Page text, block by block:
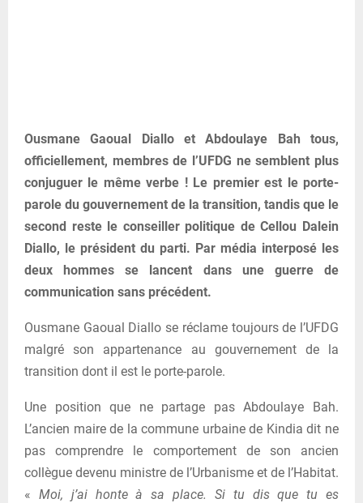
Ousmane Gaoual Diallo et Abdoulaye Bah tous,
officiellement, membres de l’UFDG ne semblent plus
conjuguer le même verbe ! Le premier est le porte-
parole du gouvernement de la transition, tandis que le
second reste le conseiller politique de Cellou Dalein
Diallo, le président du parti. Par média interposé les
deux hommes se lancent dans une guerre de
communication sans précédent.
Ousmane Gaoual Diallo se réclame toujours de l’UFDG
malgré son appartenance au gouvernement de la
transition dont il est le porte-parole.
Une position que ne partage pas Abdoulaye Bah.
L’ancien maire de la commune urbaine de Kindia dit ne
pas comprendre le comportement de son ancien
collègue devenu ministre de l’Urbanisme et de l’Habitat.
« Moi, j’ai honte à sa place. Si tu dis que tu es